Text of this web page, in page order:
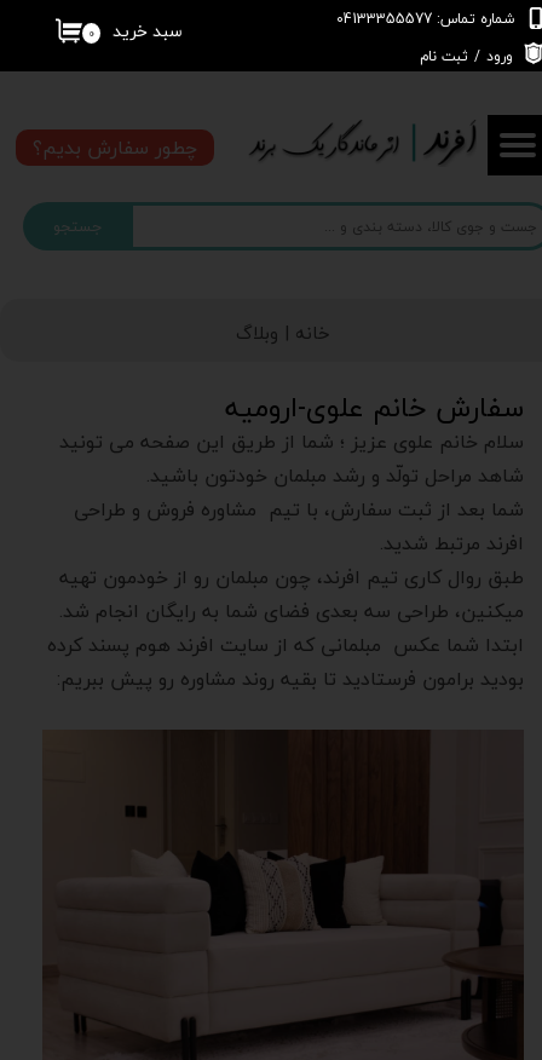
جستجو
شماره تماس: 04133355577
۰ سبد خرید
ورود / ثبت نام
حساب کاربری من
تغییر گذر واژه
سفارشات
خروج از حساب کاربری
چطور سفارش بدیم؟
خانه | وبلاگ
سفارش خانم علوی-ارومیه
سلام خانم علوی عزیز ؛ شما از طریق این صفحه می تونید
شاهد مراحل تولّد و رشد مبلمان خودتون باشید.
شما بعد از ثبت سفارش، با تیم مشاوره فروش و طراحی
افرند مرتبط شدید.
طبق روال کاری تیم افرند، چون مبلمان رو از خودمون تهیه
میکنین، طراحی سه بعدی فضای شما به رایگان انجام شد.
ابتدا شما عکس مبلمانی که از سایت افرند هوم پسند کرده
بودید برامون فرستادید تا بقیه روند مشاوره رو پیش ببریم: